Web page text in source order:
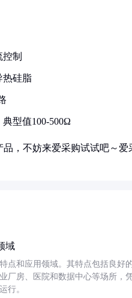
制
热硅脂
型值100-500Ω
，不妨来爱采购试试吧～爱
域
点和应用领域。其特点包括良好
厂房、医院和数据中心等场所，
行。